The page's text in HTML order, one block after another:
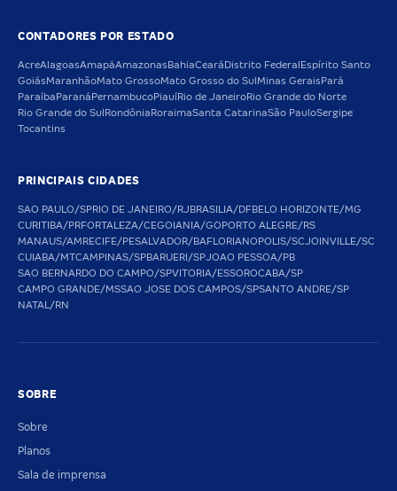
CONTADORES POR ESTADO
AcreAlagoasAmapáAmazonas BahiaCeará Distrito Federal Espírito Santo
GoiásMaranhãoMato GrossoMato Grosso do Sul Minas Gerais Pará
Paraíba Paraná PernambucoPiauíRio de JaneiroRio Grande do Norte
Rio Grande do Sul Rondônia RoraimaSanta CatarinaSão PauloSergipe
Tocantins
PRINCIPAIS CIDADES
SAO PAULO/SPRIO DE JANEIRO/RJBRASILIA/DFBELO HORIZONTE/MG
CURITIBA/PRFORTALEZA/CEGOIANIA/GOPORTO ALEGRE/RS
MANAUS/AMRECIFE/PESALVADOR/BAFLORIANOPOLIS/SCJOINVILLE/SC
CUIABA/MTCAMPINAS/SPBARUERI/SPJOAO PESSOA/PB
SAO BERNARDO DO CAMPO/SPVITORIA/ESSOROCABA/SP
CAMPO GRANDE/MSSAO JOSE DOS CAMPOS/SPSANTO ANDRE/SP
NATAL/RN
SOBRE
Sobre
Planos
Sala de imprensa